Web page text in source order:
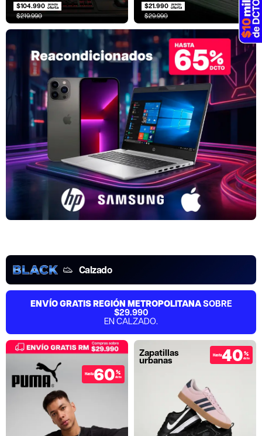
$104.990
$219.990
$21.990
$29.990
Calzado
ENVÍO GRATIS REGIÓN METROPOLITANASOBRE
$29.990
EN CALZADO.
Hasta60%
dcto
Zapatillas
urbanas Hasta40%
dcto